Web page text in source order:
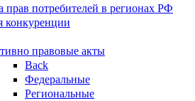
прав потребителей в регионах РФ
конкуренции
правовые акты
Back
Федеральные
Региональные